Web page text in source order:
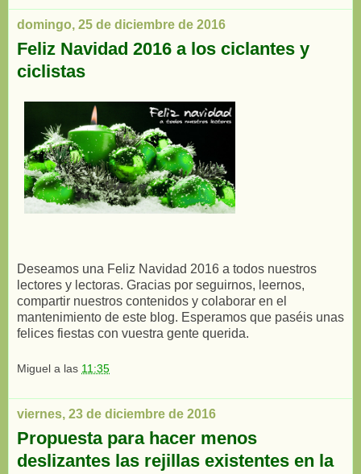
domingo, 25 de diciembre de 2016
Feliz Navidad 2016 a los ciclantes y
ciclistas
Deseamos una Feliz Navidad 2016 a todos nuestros
lectores y lectoras. Gracias por seguirnos, leernos,
compartir nuestros contenidos y colaborar en el
mantenimiento de este blog. Esperamos que paséis unas
felices fiestas con vuestra gente querida.
Miguel a las 11:35
viernes, 23 de diciembre de 2016
Propuesta para hacer menos
deslizantes las rejillas existentes en la